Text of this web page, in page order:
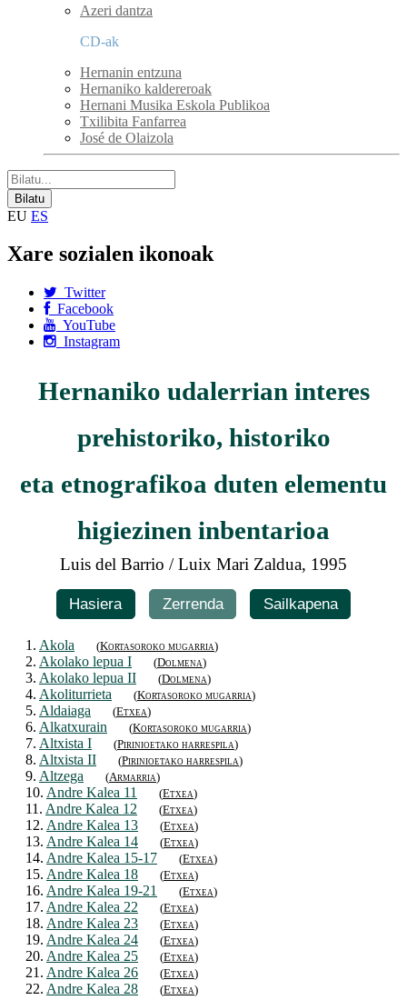
Azeri dantza
CD-ak
Hernanin entzuna
Hernaniko kaldereroak
Hernani Musika Eskola Publikoa
Txilibita Fanfarrea
José de Olaizola
EU ES
Xare sozialen ikonoak
Twitter
Facebook
YouTube
Instagram
Hernaniko udalerrian interes
prehistoriko, historiko
eta etnografikoa duten elementu
higiezinen inbentarioa
Luis del Barrio / Luix Mari Zaldua, 1995
Hasiera Zerrenda Sailkapena
1. Akola (Kortasoroko mugarria)
2. Akolako lepua I (Dolmena)
3. Akolako lepua II (Dolmena)
4. Akoliturrieta (Kortasoroko mugarria)
5. Aldaiaga (Etxea)
6. Alkatxurain (Kortasoroko mugarria)
7. Altxista I (Pirinioetako harrespila)
8. Altxista II (Pirinioetako harrespila)
9. Altzega (Armarria)
10. Andre Kalea 11 (Etxea)
11. Andre Kalea 12 (Etxea)
12. Andre Kalea 13 (Etxea)
13. Andre Kalea 14 (Etxea)
14. Andre Kalea 15-17 (Etxea)
15. Andre Kalea 18 (Etxea)
16. Andre Kalea 19-21 (Etxea)
17. Andre Kalea 22 (Etxea)
18. Andre Kalea 23 (Etxea)
19. Andre Kalea 24 (Etxea)
20. Andre Kalea 25 (Etxea)
21. Andre Kalea 26 (Etxea)
22. Andre Kalea 28 (Etxea)